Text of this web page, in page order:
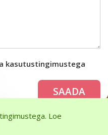
kasutustingimustega
SAADA
Loe